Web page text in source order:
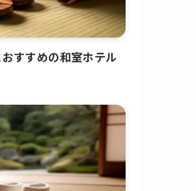
おすすめの和室ホテル